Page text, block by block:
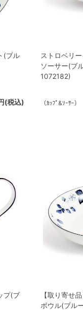
(ブル
(税込)
ストロベリ
ソーサー(ブ
1072182)
（ｶｯﾌﾟ&ｿｰｻｰ）
プ(ブ
【取り寄せ
ボウル(ブル